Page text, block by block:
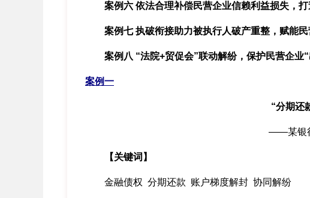
案例六 依法合理补偿民营企业信赖利益损失，
案例七 执破衔接助力被执行人破产重整，赋能
案例八 “法院+贸促会”联动解纷，保护民营企业
案例一
“分期还
——某银
【关键词】
金融债权 分期还款 账户梯度解封 协同解纷